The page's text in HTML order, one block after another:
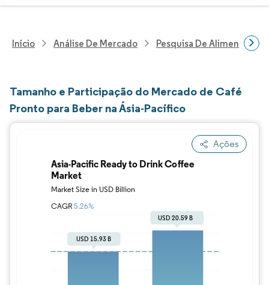
Início Análise De Mercado Pesquisa De Alimentos E
Tamanho e Participação do Mercado de Café
Pronto para Beber na Ásia-Pacífico
Ações